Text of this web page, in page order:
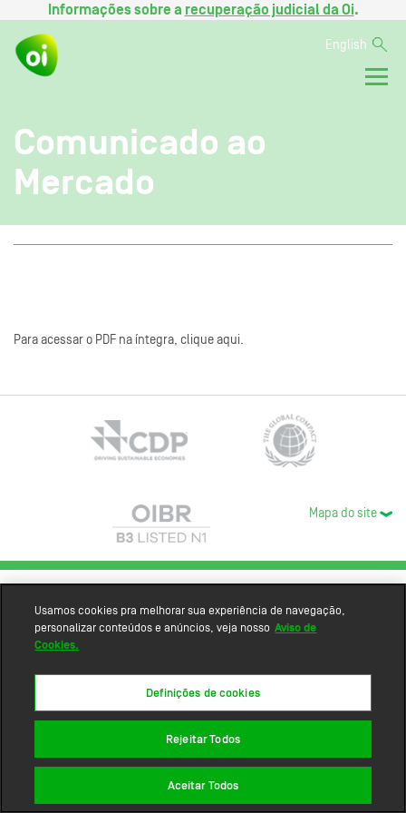
Informações sobre a recuperação judicial da Oi.
English
Comunicado ao
Mercado
Para acessar o PDF na íntegra, clique aqui.
Mapa do site
Usamos cookies pra melhorar sua experiência de navegação,
personalizar conteúdos e anúncios, veja nosso Aviso de
Cookies.
Definições de cookies
Rejeitar Todos
Aceitar Todos